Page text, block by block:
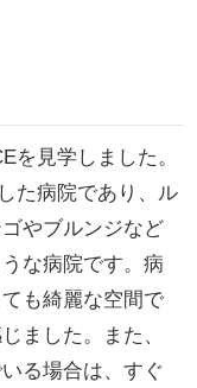
を見学しました。
た病院であり、ル
やブルンジなど
な病院です。病
も綺麗な空間で
ました。また、
る場合は、すぐ